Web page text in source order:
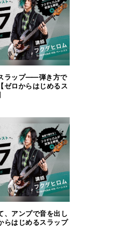
ラップ⸺弾き方で
ゼロからはじめるス
、アンプで音を出し
らはじめるスラップ